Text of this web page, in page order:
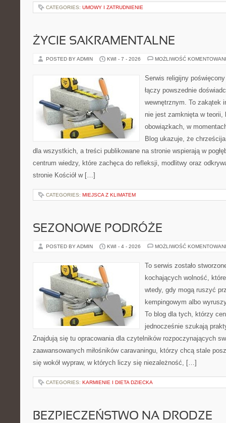
CATEGORIES: UMOWY I ZATRUDNIENIE
ŻYCIE SAKRAMENTALNE
POSTED BY ADMIN KWI - 7 - 2026 MOŻLIWOŚĆ
Serwis religijny
łączy powszednie
wewnętrznym. To zakątek
nie jest zamknięta w teorii,
obowiązkach, w
Blog ukazuje, że
dla wszystkich, a treści publikowane na stronie wspierają w
centrum wiedzy, które zachęca do refleksji, modlitwy oraz
stronie Kościół w […]
CATEGORIES: MIEJSCA Z KLIMATEM
SEZONOWE PODRÓŻE
POSTED BY ADMIN KWI - 4 - 2026 MOŻLIWOŚĆ
To serwis zostało
kochających wolność,
wtedy, gdy mogą ruszyć
kempingowym albo
To blog dla tych, którzy
jednocześnie szukają
Znajdują się tu opracowania dla czytelników rozpoczynających
zaawansowanych miłośników caravaningu, którzy chcą stale
się wokół wypraw, w których liczy się niezależność, […]
CATEGORIES: KARMIENIE I DIETA DZIECKA
BEZPIECZEŃSTWO NA DRODZE